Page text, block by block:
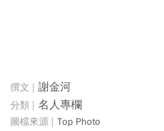
謝金河
名人專欄
Top Photo